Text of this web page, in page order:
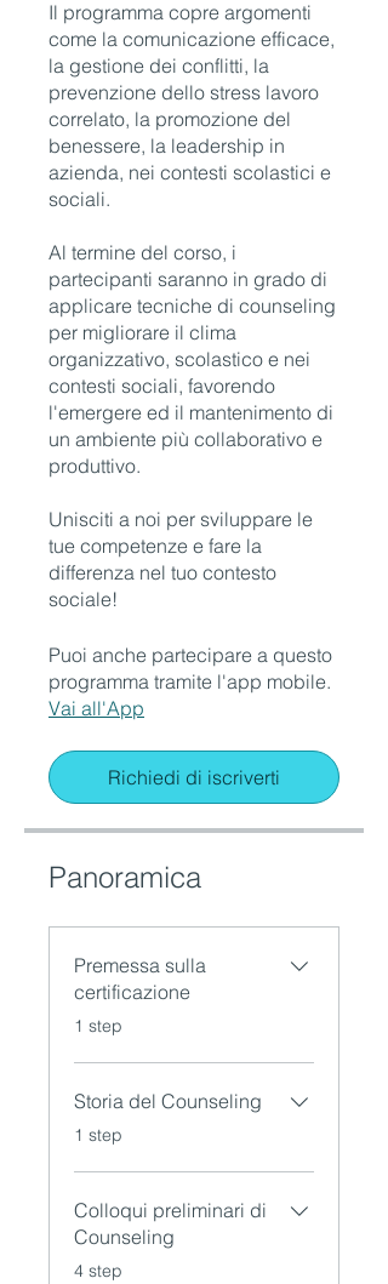
Il programma copre argomenti
come la comunicazione efficace,
la gestione dei conflitti, la
prevenzione dello stress lavoro
correlato, la promozione del
benessere, la leadership in
azienda, nei contesti scolastici e
sociali.
Al termine del corso, i
partecipanti saranno in grado di
applicare tecniche di counseling
per migliorare il clima
organizzativo, scolastico e nei
contesti sociali, favorendo
l'emergere ed il mantenimento di
un ambiente più collaborativo e
produttivo.
Unisciti a noi per sviluppare le
tue competenze e fare la
differenza nel tuo contesto
sociale!
Puoi anche partecipare a questo
programma tramite l'app mobile.
Vai all'App
Richiedi di iscriverti
Panoramica
Premessa sulla
certificazione
.1 step
Storia del Counseling
.1 step
Colloqui preliminari di
Counseling
.
4 step